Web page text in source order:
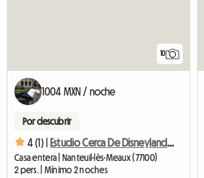
10
1004 MXN / noche
Por descubrir
4 (1) | Estudio Cerca De Disneyland Paris
Casa entera | Nanteuil-lès-Meaux (77100)
2 pers. | Mínimo 2 noches